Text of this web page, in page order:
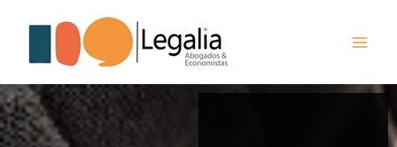
contenido